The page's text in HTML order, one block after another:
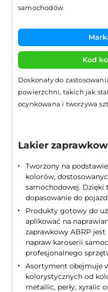
samochodów.
Kod
Doskonały do
powierzchni, takich jak
ocynkowana i tworzywa
Lakier
Tworzony na
kolorów,
samochodowej. Dzięki
dopasowanie do
Produkty gotowy do
aplikować na
zaprawkowy ABRP
napraw karoserii
profesjonalnego
Asortyment obejmuje
kolorystycznych od
metallic, perły, xyralic